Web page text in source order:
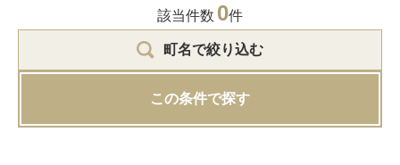
該当件数 0件
町名で絞り込む
この条件で探す